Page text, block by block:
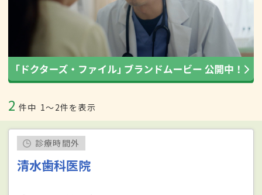
2 件中 1〜2件を表示
診療時間外
清水歯科医院